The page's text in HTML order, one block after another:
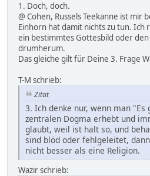
1. Doch, doch.
@ Cohen, Russels Teekanne ist mir
Einhorn hat damit nichts zu tun. Ich
ein bestimmtes Gottesbild oder
drumherum.
Das gleiche gilt für Deine 3. Frage
T-M schrieb:
Zitat
3. Ich denke nur, wenn man "Es
zentralen Dogma erhebt und
glaubt, weil ist halt so, und
sind blöd oder fehlgeleitet,
nicht besser als eine Religion.
Wazir schrieb: